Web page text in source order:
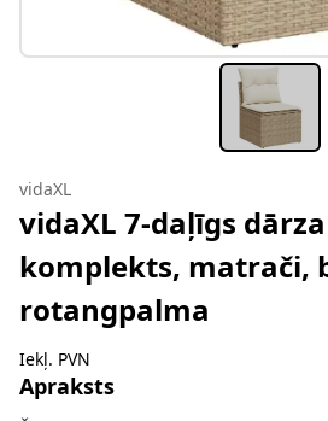
vidaXL
vidaXL 7-daļīgs
komplekts, matrači,
rotangpalma
Iekļ. PVN
Apraksts